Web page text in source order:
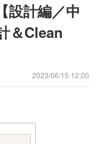
設計編／中
＆Clean
2023/06/15 12:00